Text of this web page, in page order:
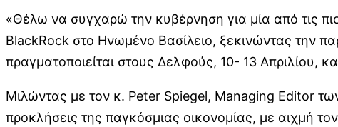
«Θέλω να συγχαρώ την κυβέρνηση για μία από τις
BlackRock στο Ηνωμένο Βασίλειο, ξεκινώντας την
πραγματοποιείται στους Δελφούς, 10- 13 Απριλίου,
Μιλώντας με τον κ. Peter Spiegel, Managing Editor
προκλήσεις της παγκόσμιας οικονομίας, με αιχμή